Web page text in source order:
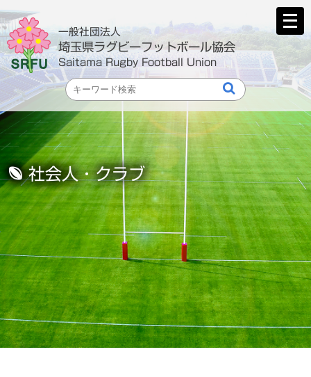
一般社団法人
埼玉県ラグビーフットボール協会
Saitama Rugby Football Union
メ
ニ
ー
を
開
社会人・クラブ